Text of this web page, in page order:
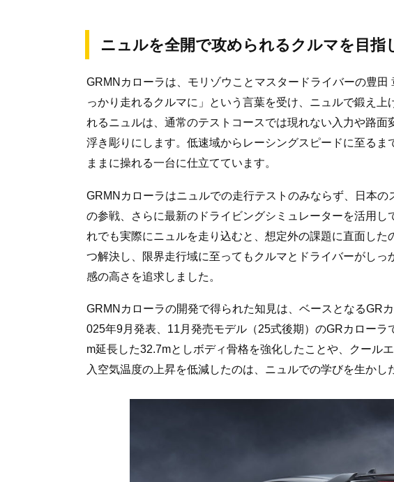
ニュルを全開で攻められるクルマを目指
GRMNカローラは、モリゾウことマスタードライバーの豊
っかり走れるクルマに」という言葉を受け、ニュルで鍛え
れるニュルは、通常のテストコースでは現れない入力や路
浮き彫りにします。低速域からレーシングスピードに至る
ままに操れる一台に仕立てています。
GRMNカローラはニュルでの走行テストのみならず、日本
の参戦、さらに最新のドライビングシミュレーターを活用
れでも実際にニュルを走り込むと、想定外の課題に直面し
つ解決し、限界走行域に至ってもクルマとドライバーがし
感の高さを追求しました。
GRMNカローラの開発で得られた知見は、ベースとなるGR
025年9月発表、11月発売モデル（25式後期）のGRカロー
m延長した32.7mとしボディ骨格を強化したことや、クール
入空気温度の上昇を低減したのは、ニュルでの学びを生かし